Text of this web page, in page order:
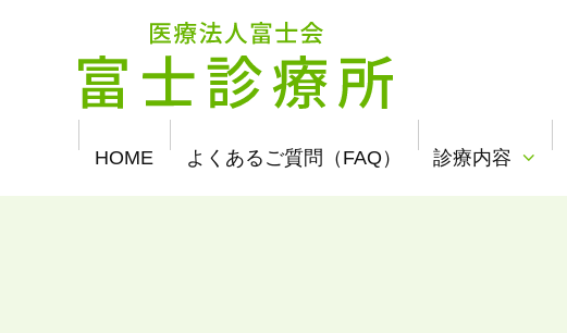
医療法人富士会 富士診療所
HOME よくあるご質問（FAQ） 診療内容